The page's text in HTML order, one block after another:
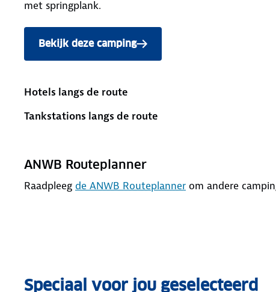
met springplank.
Bekijk deze camping
Hotels langs de route
Tankstations langs de route
ANWB Routeplanner
Raadpleeg de ANWB Routeplanner om andere
Speciaal voor jou geselecteerd